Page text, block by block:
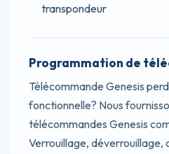
transpondeur
Programmation de
Télécommande Genesis
fonctionnelle? Nous
télécommandes Genesis
Verrouillage, déverrouillage,